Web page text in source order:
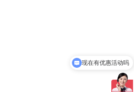
可以运输哪些物品？